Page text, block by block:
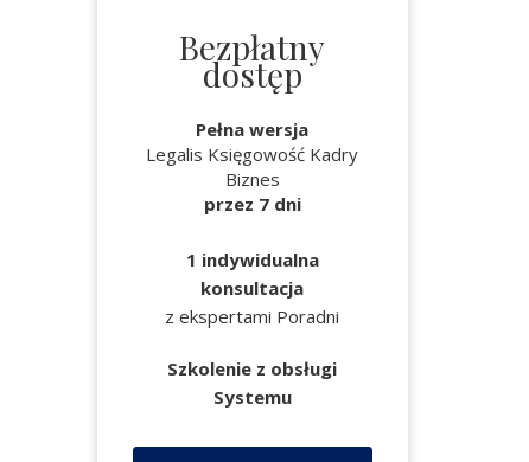
Bezpłatny
dostęp
Pełna wersja
Legalis Księgowość Kadry
Biznes
przez 7 dni
1 indywidualna
konsultacja
z ekspertami Poradni
Szkolenie z obsługi
Systemu